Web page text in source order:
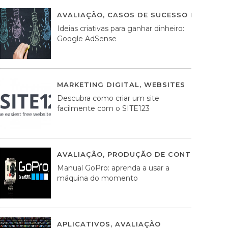
AVALIAÇÃO, CASOS DE SUCESSO DE
Ideias criativas para ganhar dinheiro:
Google AdSense
MARKETING DIGITAL, WEBSITES
Descubra como criar um site
facilmente com o SITE123
AVALIAÇÃO, PRODUÇÃO DE CONTEÚDOS
Manual GoPro: aprenda a usar a
máquina do momento
APLICATIVOS, AVALIAÇÃO